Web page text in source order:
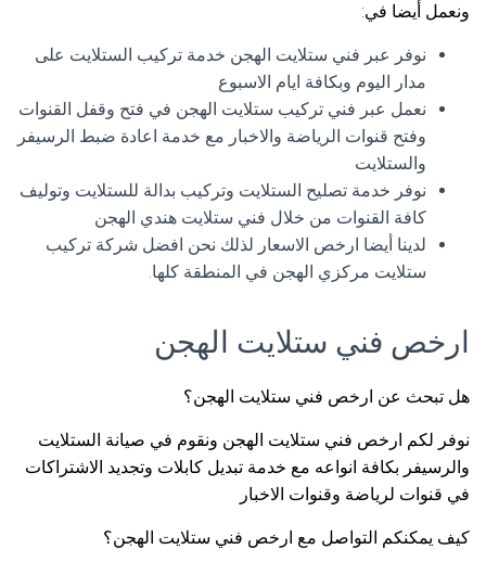
ونعمل أيضا في:
نوفر عبر فني ستلايت الهجن خدمة تركيب الستلايت على
مدار اليوم وبكافة ايام الاسبوع
نعمل عبر فني تركيب ستلايت الهجن في فتح وقفل القنوات
وفتح قنوات الرياضة والاخبار مع خدمة اعادة ضبط الرسيفر
والستلايت
نوفر خدمة تصليح الستلايت وتركيب بدالة للستلايت وتوليف
كافة القنوات من خلال فني ستلايت هندي الهجن
لدينا أيضا ارخص الاسعار لذلك نحن افضل شركة تركيب
ستلايت مركزي الهجن في المنطقة كلها.
ارخص فني ستلايت الهجن
هل تبحث عن ارخص فني ستلايت الهجن؟
نوفر لكم ارخص فني ستلايت الهجن ونقوم في صيانة الستلايت
والرسيفر بكافة انواعه مع خدمة تبديل كابلات وتجديد الاشتراكات
في قنوات لرياضة وقنوات الاخبار
كيف يمكنكم التواصل مع ارخص فني ستلايت الهجن؟